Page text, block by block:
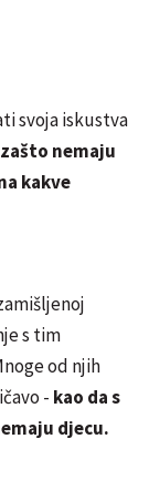
svoja iskustva
nemaju
kakve
s tim
od njih
- kao da s
djecu.